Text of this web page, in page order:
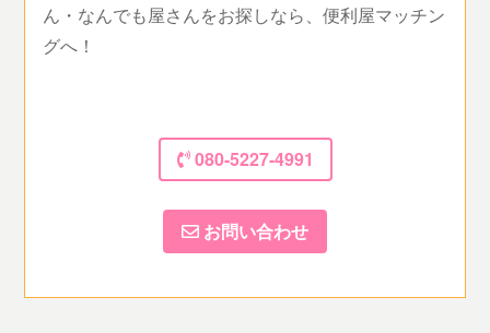
ん・なんでも屋さんをお探しなら、便利屋マッチン
グへ！
080-5227-4991
お問い合わせ